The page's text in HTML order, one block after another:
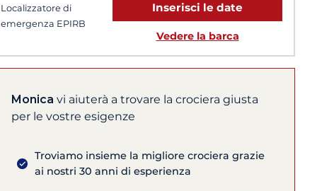
Localizzatore di
emergenza EPIRB
Inserisci le date
Vedere la barca
Monica vi aiuterà a trovare la crociera giusta
per le vostre esigenze
Troviamo insieme la migliore crociera grazie
ai nostri 30 anni di esperienza